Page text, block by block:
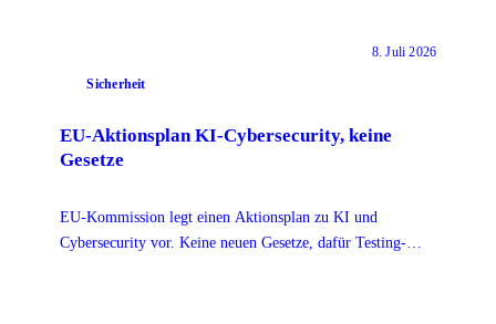
8. Juli 2026
Sicherheit
EU-Aktionsplan KI-Cybersecurity, keine
Gesetze
EU-Kommission legt einen Aktionsplan zu KI und
Cybersecurity vor. Keine neuen Gesetze, dafür Testing-